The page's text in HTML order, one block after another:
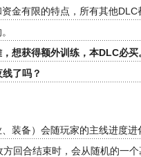
金有限的特点，所有其他
想获得额外训练，本DLC必
了吗？
装备）会随玩家的主线进度
回合结束时，会从随机的一